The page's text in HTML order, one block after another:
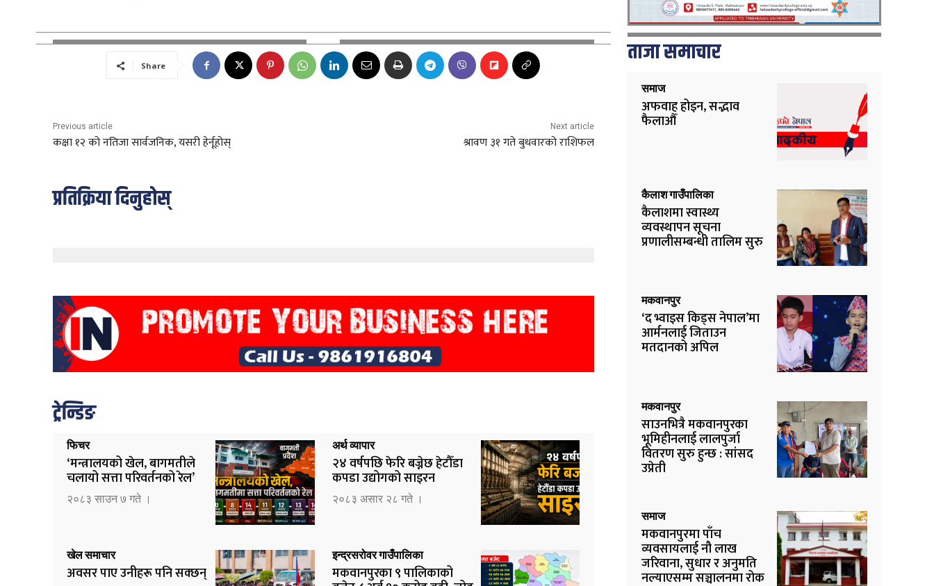
Share
Previous article
कक्षा १२ को नतिजा सार्वजनिक, यसरी हेर्नूहोस्
Next article
श्रावण ३१ गते बुधवारको राशिफल
प्रतिक्रिया दिनुहोस्
ट्रेन्डिङ
फिचर
‘मन्त्रालयको खेल, बागमतीले
चलायो सत्ता परिवर्तनको रेल’
२०८३ साउन ७ गते ।
अर्थ व्यापार
२४ वर्षपछि फेरि बज्नेछ हेटौँडा
कपडा उद्योगको साइरन
२०८३ असार २८ गते ।
खेल समाचार
अवसर पाए उनीहरू पनि सक्छन्
इन्द्रसरोवर गाउँपालिका
मकवानपुरका ९ पालिकाको
ताजा समाचार
समाज
अफवाह होइन, सद्भाव
फैलाऔँ
कैलाश गाउँपालिका
कैलाशमा स्वास्थ्य
व्यवस्थापन सूचना
प्रणालीसम्बन्धी तालिम सुरु
मकवानपुर
‘द भ्वाइस किड्स नेपाल’मा
आर्मनलाई जिताउन
मतदानको अपिल
मकवानपुर
साउनभित्रै मकवानपुरका
भूमिहीनलाई लालपुर्जा
वितरण सुरु हुन्छ : सांसद
उप्रेती
समाज
मकवानपुरमा पाँच
व्यवसायलाई नौ लाख
जरिवाना, सुधार र अनुमति
नल्याएसम्म सञ्चालनमा रोक